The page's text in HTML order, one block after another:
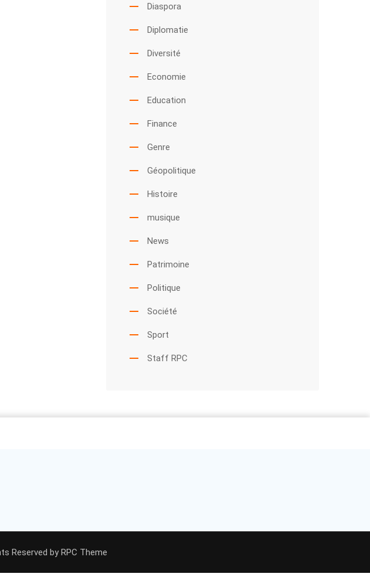
Diaspora
Diplomatie
Diversité
Economie
Education
Finance
Genre
Géopolitique
Histoire
musique
News
Patrimoine
Politique
Société
Sport
Staff RPC
Reserved byRPC Theme